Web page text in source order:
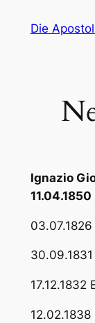
InhaltDie
Ignazio
11.04.1850
17.12.1832